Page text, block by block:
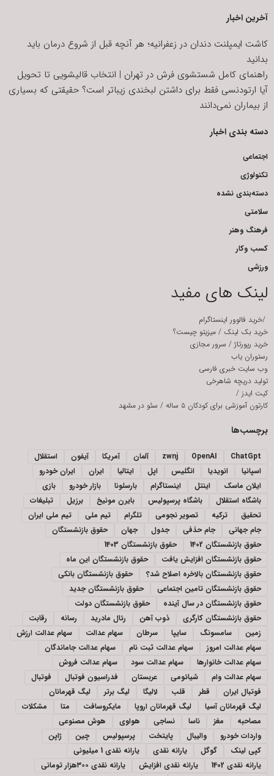
آخرین اخبار
کاشت ایمپلنت دندان در زعفرانیه؛ هر آنچه قبل از شروع درمان باید
بدانید
راهنمای کامل شستشوی فرش در تهران | انتخاب قالیشویی تا تحویل
آیا ارتودنسی فقط برای داشتن لبخندی زیباتر است؟ حقیقتی که بسیاری
از بیماران نمی‌دانند
دسته بندی اخبار
اجتماعی
تکنولوژی
دسته‌بندی نشده
سلامتی
فرهنگ وهنر
کسب وکار
ورزشی
لینک های مفید
/خرید فالوور اینستاگرام
خرید بک لینک / میزیتو چیست؟
خرید رپورتاژ / سرور مجازی
رستوران یاب
وب سایت خبری فارسی
تولید دریچه شاهرخی
کیت ایدز /
کارتون آموزشی برای کودکان ۵ ساله
/ سئو در مشهد
برچسب‌ها
ChatGpt
OpenAI
zwnj آلمان آمریکا آیفون
استقلال
اسپانیا
انویدیا انگلیس اپل ایتالیا ایران
ایران خودرو
ایلان ماسک
اینتل اینستاگرام بارسلونا بازار خودرو
بازی
باشگاه استقلال
باشگاه پرسپولیس بایرن مونیخ برزیل
تبلیغات
تحقیق
ترکیه تصویر نجومی تلگرام تیم ملی
تیم ملی ایران
جام جهانی
جام حذفی جدول جهان
حقوق بازنشستگان
حقوق بازنشستگان 1402
حقوق بازنشستگان 1403
حقوق بازنشستگان افزایش یافت
حقوق بازنشستگان این ماه
حقوق بازنشستگان بالاخره اصلاح شد؟
حقوق بازنشستگان بانکی
حقوق بازنشستگان تامین اجتماعی
حقوق بازنشستگان جدید
حقوق بازنشستگان در سال آینده
حقوق بازنشستگان دولت
حقوق بازنشستگان کارگری
ذوب آهن رئال مادرید رسانه
رقابت
زمین
سامسونگ سایپا سرطان سهام عدالت
سهام عدالت ارزش
سهام عدالت امروز
سهام عدالت ثبت نام
سهام عدالت جاماندگان
سهام عدالت خانوارها
سهام عدالت سود
سهام عدالت فروش
سهام عدالت وام
شیائومی عربستان فدراسیون فوتبال
فوتبال
فوتبال ایران
قطر قلب لالیگا لیگ برتر
لیگ قهرمانان
لیگ قهرمانان آسیا
لیگ قهرمانان اروپا مایکروسافت متا
مشکلات
مصاحبه
مغز ناسا نساجی هواوی
هوش مصنوعی
واردات خودرو
والیبال پایتخت پرسپولیس چین
ژاپن
کپی لینک
گوگل یارانه نقدی
یارانه نقدی 1 میلیونی
یارانه نقدی 1402
یارانه نقدی افزایش
یارانه نقدی ۳۰۰هزار تومانی